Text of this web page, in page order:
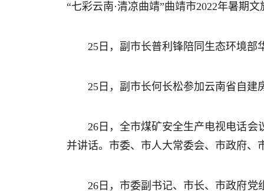
“七彩云南·清凉曲靖”曲靖市2022年暑期
25日，副市长普利锋陪同生态环境部
25日，副市长何长松参加云南省自
26日，全市煤矿安全生产电视电话
并讲话。市委、市人大常委会、市政府、
26日，市委副书记、市长、市政府党